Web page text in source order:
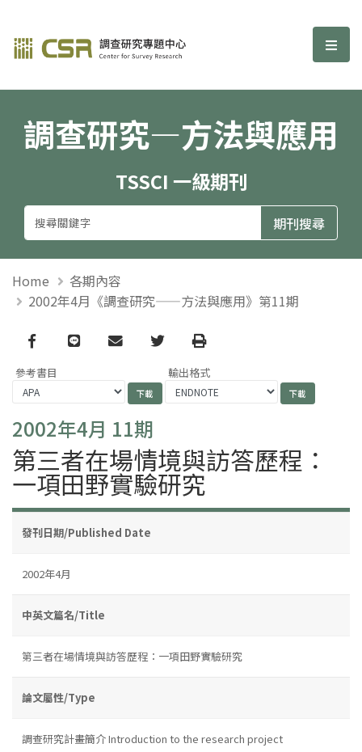
調查研究—方法與應用期刊 選
調查研究—方法與應用
TSSCI 一級期刊
Home
各期內容
2002年4月《調查研究——方法與應用》第11期
Facebook
line email TwitterPrint
參考書目 輸出格式
2002年4月 11期
第三者在場情境與訪答歷程：
一項田野實驗研究
發刊日期/Published Date
2002年4月
中英文篇名/Title
第三者在場情境與訪答歷程：一項田野實驗研究
論文屬性/Type
調查研究計畫簡介 Introduction to the research project